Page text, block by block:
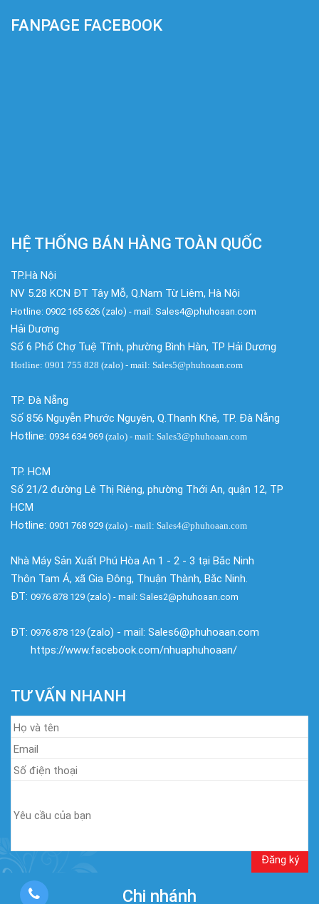
FANPAGE FACEBOOK
HỆ THỐNG BÁN HÀNG TOÀN QUỐC
TP.Hà Nội
NV 5.28 KCN ĐT Tây Mỗ, Q.Nam Từ Liêm, Hà Nội
Hotline: 0902 165 626 (zalo) - mail: Sales4@phuhoaan.com
Hải Dương
Số 6 Phố Chợ Tuệ Tĩnh, phường Bình Hàn, TP Hải Dương
Hotline: 0901 755 828 (zalo) - mail: Sales5@phuhoaan.com
TP. Đà Nẵng
Số 856 Nguyễn Phước Nguyên, Q.Thanh Khê, TP. Đà Nẵng
Hotline: 0934 634 969 (zalo) - mail: Sales3@phuhoaan.com
TP. HCM
Số 21/2 đường Lê Thị Riêng, phường Thới An, quận 12, TP
HCM
Hotline: 0901 768 929 (zalo) - mail: Sales4@phuhoaan.com
Nhà Máy Sản Xuất Phú Hòa An 1 - 2 - 3 tại Bắc Ninh
Thôn Tam Á, xã Gia Đông, Thuận Thành, Bắc Ninh.
ĐT: 0976 878 129 (zalo) - mail: Sales2@phuhoaan.com
ĐT: 0976 878 129 (zalo) - mail: Sales6@phuhoaan.com
https://www.facebook.com/nhuaphuhoaan/
TƯ VẤN NHANH
Chi nhánh